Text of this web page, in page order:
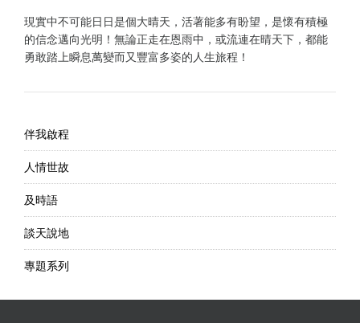
現實中不可能日日是個大晴天，活著能多有盼望，是懷有積極
的信念邁向光明！無論正走在恩雨中，或流連在晴天下，都能
勇敢踏上瞬息萬變而又豐富多姿的人生旅程！
伴我啟程
人情世故
及時語
談天說地
專題系列